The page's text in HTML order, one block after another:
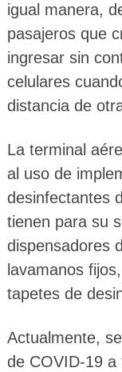
igual manera,
pasajeros que
ingresar sin
celulares
distancia de
La terminal
al uso de
desinfectantes
tienen para su
dispensadores
lavamanos
tapetes de
Actualmente,
de COVID-19 a